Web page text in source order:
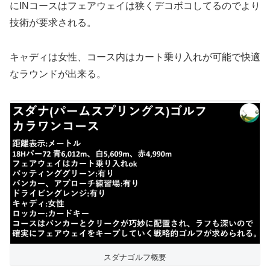
にINコースはフェアウェイは狭くデコボコしてるのでより
技術が要求される。
キャディは女性、コース内はカート乗り入れが可能で快適
なラウンドが出来る。
スダナゴルフ概要